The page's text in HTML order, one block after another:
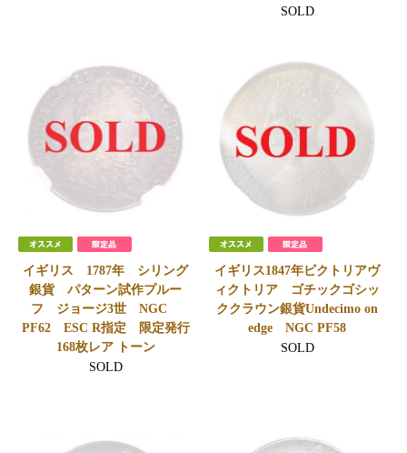
SOLD
イギリス 1787年 シリング
銀貨 パターン試作プルー
フ ジョージ3世 NGC
PF62 ESC R指定 限定発行
168枚レア トーン
SOLD
イギリス1847年ビクトリアヴ
ィクトリア ゴチックゴシッ
ククラウン銀貨Undecimo on
edge NGC PF58
SOLD